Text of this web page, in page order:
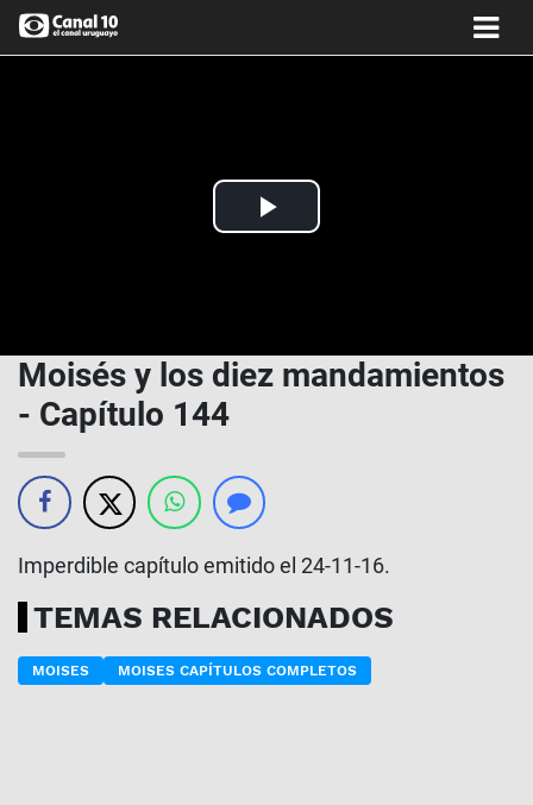
Play
Moisés y los diez mandamientos
- Capítulo 144
Imperdible capítulo emitido el 24-11-16.
TEMAS RELACIONADOS
MOISES MOISES CAPÍTULOS COMPLETOS